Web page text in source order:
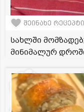
შეინახე რეცეპტი
სახლში
მინიმალურ